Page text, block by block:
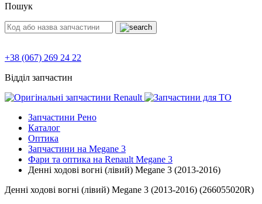
Пошук
+38 (067) 269 24 22
Відділ запчастин
Запчастини Рено
Каталог
Оптика
Запчастини на Megane 3
Фари та оптика на Renault Megane 3
Денні ходові вогні (лівий) Megane 3 (2013-2016)
Денні ходові вогні (лівий) Megane 3 (2013-2016) (266055020R)